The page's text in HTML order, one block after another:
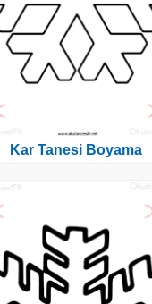
Kar Tanesi Boyama